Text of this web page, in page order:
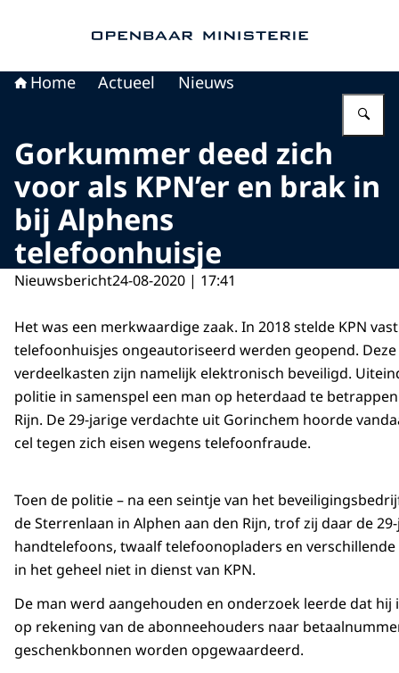
Home Actueel Nieuws
Gorkummer deed zich
voor als KPN’er en brak in
bij Alphens
telefoonhuisje
Nieuwsbericht24-08-2020 | 17:41
Het was een merkwaardige zaak. In 2018 stelde KPN
telefoonhuisjes ongeautoriseerd werden geopend.
verdeelkasten zijn namelijk elektronisch beveiligd.
politie in samenspel een man op heterdaad te
Rijn. De 29-jarige verdachte uit Gorinchem hoorde
cel tegen zich eisen wegens telefoonfraude.
Toen de politie – na een seintje van het
de Sterrenlaan in Alphen aan den Rijn, trof zij daar de
handtelefoons, twaalf telefoonopladers en
in het geheel niet in dienst van KPN.
De man werd aangehouden en onderzoek leerde dat
op rekening van de abonneehouders naar
geschenkbonnen worden opgewaardeerd.